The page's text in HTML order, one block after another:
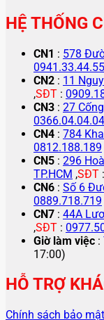
HỆ THỐNG
CN1 : 578
0941.33.44.55
CN2 : 11
,SĐT :
CN3 : 27
0366.04.04.04
CN4 : 784
0812.188.189
CN5 : 296
TP.HCM ,SĐT :
CN6 : Số 6
0889.718.719
CN7 : 44A
,SĐT :
Giờ làm việc :
17:00)
HỖ TRỢ
Chính sách bảo mật